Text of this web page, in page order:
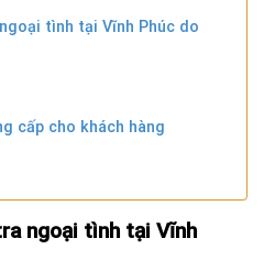
tình tại Vĩnh Phúc do
cấp cho khách hàng
ngoại tình tại Vĩnh